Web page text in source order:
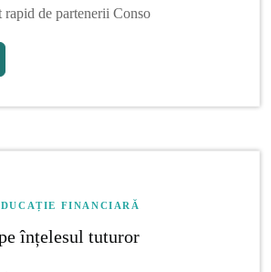
rapid de partenerii Conso
FINANCIARĂ
înțelesul tuturor